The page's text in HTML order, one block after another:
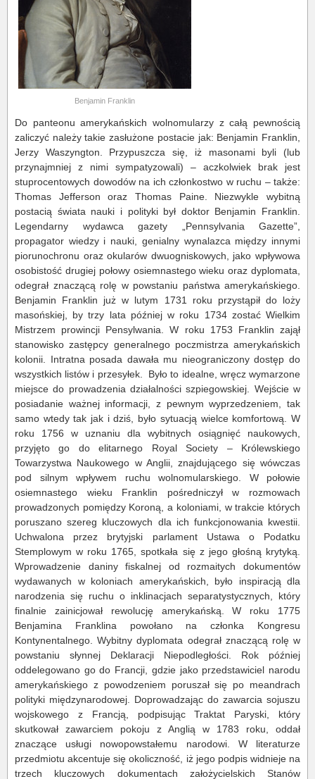
Benjamin Franklin
Do panteonu amerykańskich wolnomularzy z całą pewnością
zaliczyć należy takie zasłużone postacie jak: Benjamin Franklin,
Jerzy Waszyngton. Przypuszcza się, iż masonami byli (lub
przynajmniej z nimi sympatyzowali) – aczkolwiek brak jest
stuprocentowych dowodów na ich członkostwo w ruchu – także:
Thomas Jefferson oraz Thomas Paine. Niezwykle wybitną
postacią świata nauki i polityki był doktor Benjamin Franklin.
Legendarny wydawca gazety „Pennsylvania Gazette”,
propagator wiedzy i nauki, genialny wynalazca między innymi
piorunochronu oraz okularów dwuogniskowych, jako wpływowa
osobistość drugiej połowy osiemnastego wieku oraz dyplomata,
odegrał znaczącą rolę w powstaniu państwa amerykańskiego.
Benjamin Franklin już w lutym 1731 roku przystąpił do loży
masońskiej, by trzy lata później w roku 1734 zostać Wielkim
Mistrzem prowincji Pensylwania. W roku 1753 Franklin zajął
stanowisko zastępcy generalnego poczmistrza amerykańskich
kolonii. Intratna posada dawała mu nieograniczony dostęp do
wszystkich listów i przesyłek. Było to idealne, wręcz wymarzone
miejsce do prowadzenia działalności szpiegowskiej. Wejście w
posiadanie ważnej informacji, z pewnym wyprzedzeniem, tak
samo wtedy tak jak i dziś, było sytuacją wielce komfortową. W
roku 1756 w uznaniu dla wybitnych osiągnięć naukowych,
przyjęto go do elitarnego Royal Society – Królewskiego
Towarzystwa Naukowego w Anglii, znajdującego się wówczas
pod silnym wpływem ruchu wolnomularskiego. W połowie
osiemnastego wieku Franklin pośredniczył w rozmowach
prowadzonych pomiędzy Koroną, a koloniami, w trakcie których
poruszano szereg kluczowych dla ich funkcjonowania kwestii.
Uchwalona przez brytyjski parlament Ustawa o Podatku
Stemplowym w roku 1765, spotkała się z jego głośną krytyką.
Wprowadzenie daniny fiskalnej od rozmaitych dokumentów
wydawanych w koloniach amerykańskich, było inspiracją dla
narodzenia się ruchu o inklinacjach separatystycznych, który
finalnie zainicjował rewolucję amerykańską. W roku 1775
Benjamina Franklina powołano na członka Kongresu
Kontynentalnego. Wybitny dyplomata odegrał znaczącą rolę w
powstaniu słynnej Deklaracji Niepodległości. Rok później
oddelegowano go do Francji, gdzie jako przedstawiciel narodu
amerykańskiego z powodzeniem poruszał się po meandrach
polityki międzynarodowej. Doprowadzając do zawarcia sojuszu
wojskowego z Francją, podpisując Traktat Paryski, który
skutkował zawarciem pokoju z Anglią w 1783 roku, oddał
znaczące usługi nowopowstałemu narodowi. W literaturze
przedmiotu akcentuje się okoliczność, iż jego podpis widnieje na
trzech kluczowych dokumentach założycielskich Stanów